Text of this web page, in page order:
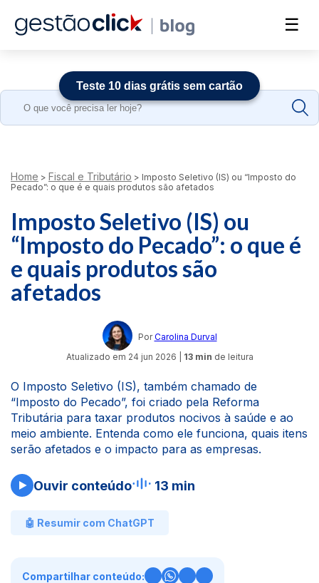
☰
Search
Home > Fiscal e Tributário > Imposto Seletivo (IS) ou “Imposto do
Pecado”: o que é e quais produtos são afetados
Imposto Seletivo (IS) ou
“Imposto do Pecado”: o que é
e quais produtos são
afetados
Por Carolina Durval
Atualizado em 24 jun 2026 13 min de leitura
O Imposto Seletivo (IS), também chamado de
“Imposto do Pecado”, foi criado pela Reforma
Tributária para taxar produtos nocivos à saúde e ao
meio ambiente. Entenda como ele funciona, quais itens
serão afetados e o impacto para as empresas.
Ouvir conteúdo 13 min
🤖 Resumir com ChatGPT
Compartilhar conteúdo:
Teste 10 dias grátis sem cartão